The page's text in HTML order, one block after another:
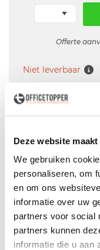
Deze website
We gebruiken
personaliseren, om
en om ons
informatie over uw
partners voor social
partners kunnen
informatie die u aan
Offerte
Niet leverbaar
Professionele
Productspecificaties